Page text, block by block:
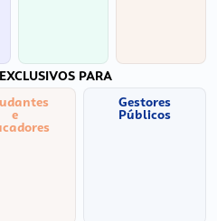
PARA
e
Gestores
Públicos